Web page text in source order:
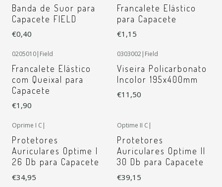
Banda de Suor para
Capacete FIELD
€0,40
Francalete Elástico
para Capacete
€1,15
0205010| Field
Francalete Elástico
com Queixal para
Capacete
€1,90
0303002| Field
Viseira Policarbonato
Incolor 195x400mm
€11,50
Oprime I C |
Protetores
Auriculares Optime I
26 Db para Capacete
€34,95
Optime II C |
Protetores
Auriculares Optime II
30 Db para Capacete
€39,15